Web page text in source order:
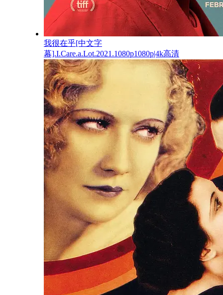
我很在乎[中文字
幕].I.Care.a.Lot.2021.1080p1080p|4k高清